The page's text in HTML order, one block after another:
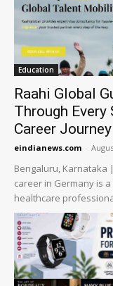
Education
Raahi Global
Through
Career Journey
eindianews.com -
Bengaluru, Karnataka
career in Germany is
healthcare